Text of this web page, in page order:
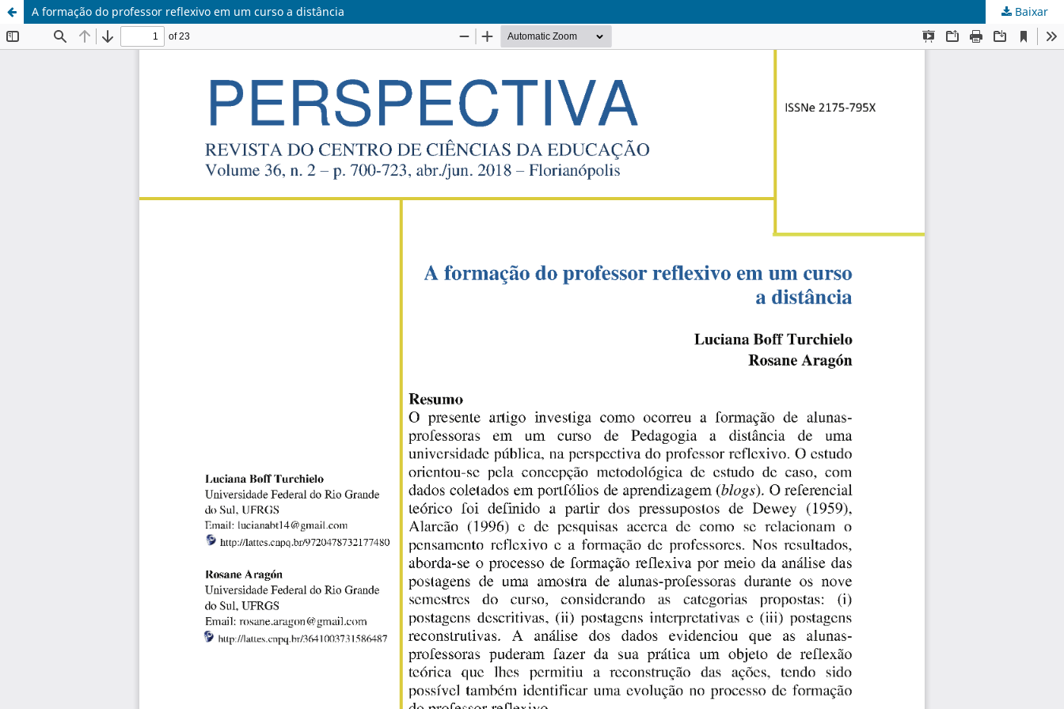
A formação do professor reflexivo em um curso a distância Baixar